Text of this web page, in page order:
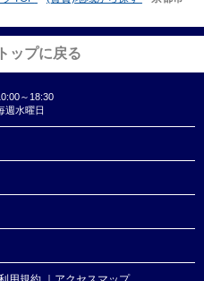
ップに戻る
～18:30
週水曜日